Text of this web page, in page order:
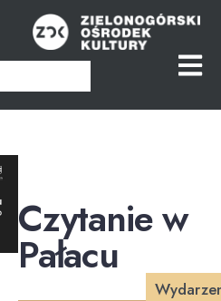
Czytanie w
Pałacu